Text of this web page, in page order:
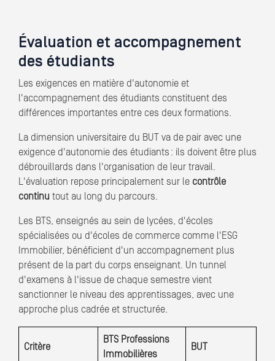
Évaluation et accompagnement
des étudiants
Les exigences en matière d'autonomie et
l'accompagnement des étudiants constituent des
différences importantes entre ces deux formations.
La dimension universitaire du BUT va de pair avec une
exigence d'autonomie des étudiants : ils doivent être plus
débrouillards dans l'organisation de leur travail.
L'évaluation repose principalement sur le contrôle
continu tout au long du parcours.
Les BTS, enseignés au sein de lycées, d'écoles
spécialisées ou d'écoles de commerce comme l'ESG
Immobilier, bénéficient d'un accompagnement plus
présent de la part du corps enseignant. Un tunnel
d'examens à l'issue de chaque semestre vient
sanctionner le niveau des apprentissages, avec une
approche plus cadrée et structurée.
Critère
BTS Professions
Immobilières
BUT